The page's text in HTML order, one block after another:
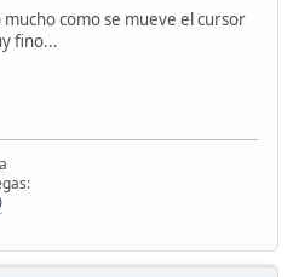
como se mueve el cursor
fino...